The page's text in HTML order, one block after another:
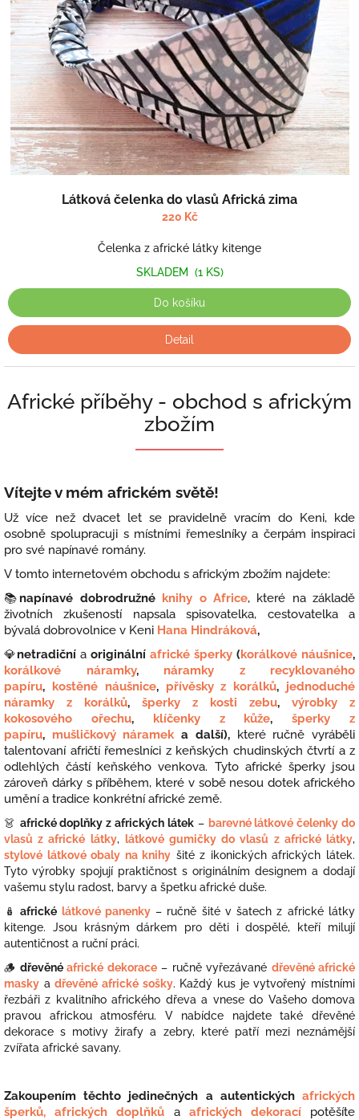
Látková čelenka do vlasů Africká zima
220 Kč
Čelenka z africké látky kitenge
SKLADEM (1 KS)
Do košíku
Detail
Africké příběhy - obchod s africkým
zbožím
Vítejte v mém africkém světě!
Už více než dvacet let se pravidelně vracím do Keni, kde
osobně spolupracuji s místními řemeslníky a čerpám inspiraci
pro své napínavé romány.
V tomto internetovém obchodu s africkým zbožím najdete:
📚 napínavé dobrodružné knihy o Africe, které na základě
životních zkušeností napsala spisovatelka, cestovatelka a
bývalá dobrovolnice v Keni Hana Hindráková,
💎netradiční a originální africké šperky (korálkové náušnice,
korálkové náramky, náramky z recyklovaného
papíru, kostěné náušnice, přívěsky z korálků, jednoduché
náramky z korálků, šperky z kosti zebu, výrobky z
kokosového ořechu, klíčenky z kůže,šperky z
papíru, mušličkový náramek a další), které ručně vyráběli
talentovaní afričtí řemeslníci z keňských chudinských čtvrtí a z
odlehlých částí keňského venkova. Tyto africké šperky jsou
zároveň dárky s příběhem, které v sobě nesou dotek afrického
umění a tradice konkrétní africké země.
👗 africké doplňky z afrických látek– barevné látkové čelenky do
vlasů z africké látky, látkové gumičky do vlasů z africké látky,
stylové látkové obaly na knihy šité z ikonických afrických látek.
Tyto výrobky spojují praktičnost s originálním designem a dodají
vašemu stylu radost, barvy a špetku africké duše.
🪆africké látkové panenky– ručně šité v šatech z africké látky
kitenge. Jsou krásným dárkem pro děti i dospělé, kteří milují
autentičnost a ruční práci.
🪵 dřevěné africké dekorace– ručně vyřezávané dřevěné africké
masky adřevěné africké sošky. Každý kus je vytvořený místními
řezbáři z kvalitního afrického dřeva a vnese do Vašeho domova
pravou africkou atmosféru. V nabídce najdete také dřevěné
dekorace s motivy žirafy a zebry, které patří mezi neznámější
zvířata africké savany.
Zakoupením těchto jedinečných a autentických afrických
šperků,
afrických doplňků a afrických dekoracípotěšíte